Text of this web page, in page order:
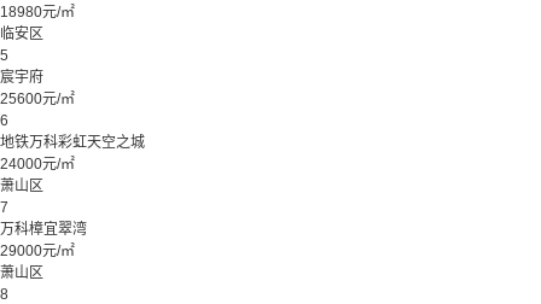
18980元/㎡
临安区
5
宸宇府
25600元/㎡
6
地铁万科彩虹天空之城
24000元/㎡
萧山区
7
万科樟宜翠湾
29000元/㎡
萧山区
8